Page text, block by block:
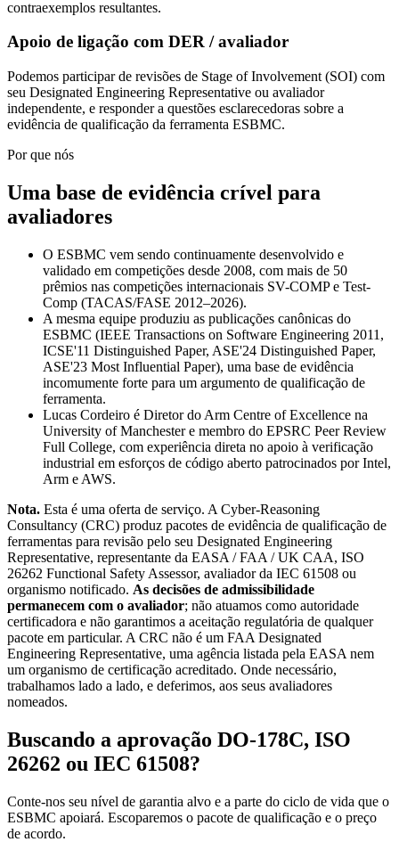
contraexemplos resultantes.
Apoio de ligação com DER / avaliador
Podemos participar de revisões de Stage of Involvement (SOI) com
seu Designated Engineering Representative ou avaliador
independente, e responder a questões esclarecedoras sobre a
evidência de qualificação da ferramenta ESBMC.
Por que nós
Uma base de evidência crível para
avaliadores
O ESBMC vem sendo continuamente desenvolvido e
validado em competições desde 2008, com mais de 50
prêmios nas competições internacionais SV-COMP e Test-
Comp (TACAS/FASE 2012–2026).
A mesma equipe produziu as publicações canônicas do
ESBMC (IEEE Transactions on Software Engineering 2011,
ICSE'11 Distinguished Paper, ASE'24 Distinguished Paper,
ASE'23 Most Influential Paper), uma base de evidência
incomumente forte para um argumento de qualificação de
ferramenta.
Lucas Cordeiro é Diretor do Arm Centre of Excellence na
University of Manchester e membro do EPSRC Peer Review
Full College, com experiência direta no apoio à verificação
industrial em esforços de código aberto patrocinados por Intel,
Arm e AWS.
Nota. Esta é uma oferta de serviço. A Cyber-Reasoning
Consultancy (CRC) produz pacotes de evidência de qualificação de
ferramentas para revisão pelo seu Designated Engineering
Representative, representante da EASA / FAA / UK CAA, ISO
26262 Functional Safety Assessor, avaliador da IEC 61508 ou
organismo notificado. As decisões de admissibilidade
permanecem com o avaliador; não atuamos como autoridade
certificadora e não garantimos a aceitação regulatória de qualquer
pacote em particular. A CRC não é um FAA Designated
Engineering Representative, uma agência listada pela EASA nem
um organismo de certificação acreditado. Onde necessário,
trabalhamos lado a lado, e deferimos, aos seus avaliadores
nomeados.
Buscando a aprovação DO-178C, ISO
26262 ou IEC 61508?
Conte-nos seu nível de garantia alvo e a parte do ciclo de vida que o
ESBMC apoiará. Escoparemos o pacote de qualificação e o preço
de acordo.